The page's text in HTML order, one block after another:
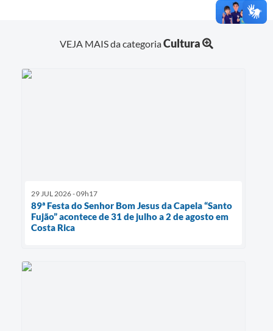
VEJA MAIS da categoriaCultura
29 JUL 2026 - 09h17
89ª Festa do Senhor Bom Jesus da Capela “Santo
Fujão” acontece de 31 de julho a 2 de agosto em
Costa Rica